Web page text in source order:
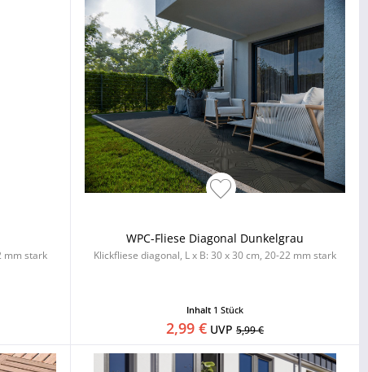
mm stark
WPC-Fliese Diagonal Dunkelgrau
Klickfliese diagonal, L x B: 30 x 30 cm, 20-22 mm stark
Inhalt 1 Stück
2,99 € UVP5,99 €